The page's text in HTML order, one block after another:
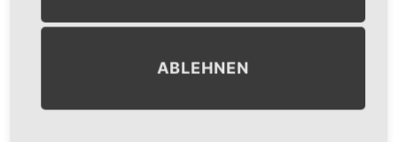
ABLEHNEN